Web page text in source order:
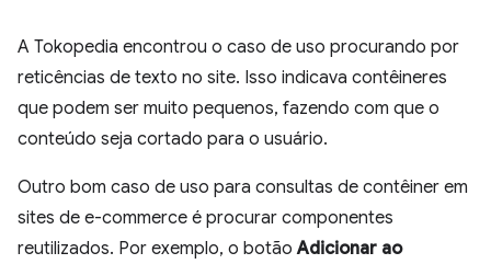
A Tokopedia encontrou o caso de uso procurando por
reticências de texto no site. Isso indicava contêineres
que podem ser muito pequenos, fazendo com que o
conteúdo seja cortado para o usuário.
Outro bom caso de uso para consultas de contêiner em
sites de e-commerce é procurar componentes
reutilizados. Por exemplo, o botãoAdicionar ao